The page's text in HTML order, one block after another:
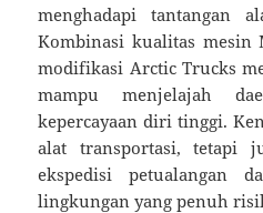
menghadapi tantangan
Kombinasi kualitas mesin
modifikasi Arctic Trucks
mampu menjelajah
kepercayaan diri tinggi.
alat transportasi, tetapi
ekspedisi petualangan
lingkungan yang penuh